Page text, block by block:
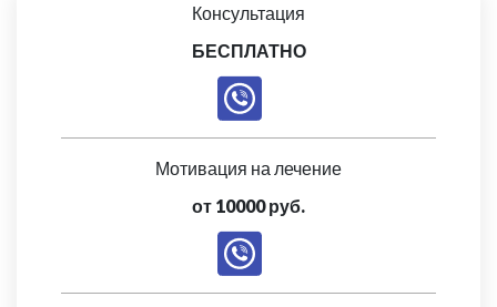
Консультация
БЕСПЛАТНО
Мотивация на лечение
от 10000 руб.